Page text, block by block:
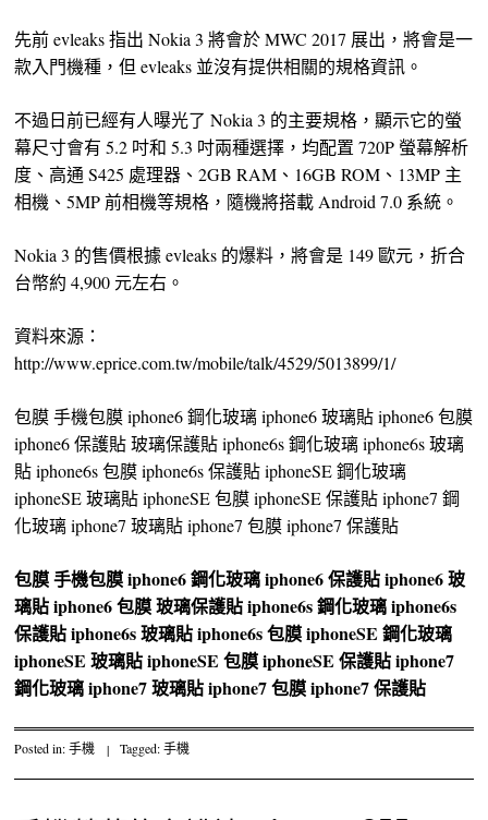
先前 evleaks 指出 Nokia 3 將會於 MWC 2017 展出，將會是一
款入門機種，但 evleaks 並沒有提供相關的規格資訊。
不過日前已經有人曝光了 Nokia 3 的主要規格，顯示它的螢
幕尺寸會有 5.2 吋和 5.3 吋兩種選擇，均配置 720P 螢幕解析
度、高通 S425 處理器、2GB RAM、16GB ROM、13MP 主
相機、5MP 前相機等規格，隨機將搭載 Android 7.0 系統。
Nokia 3 的售價根據 evleaks 的爆料，將會是 149 歐元，折合
台幣約 4,900 元左右。
資料來源：
http://www.eprice.com.tw/mobile/talk/4529/5013899/1/
包膜 手機包膜 iphone6 鋼化玻璃 iphone6 玻璃貼 iphone6 包膜
iphone6 保護貼 玻璃保護貼 iphone6s 鋼化玻璃 iphone6s 玻璃
貼 iphone6s 包膜 iphone6s 保護貼 iphoneSE 鋼化玻璃
iphoneSE 玻璃貼 iphoneSE 包膜 iphoneSE 保護貼 iphone7 鋼
化玻璃 iphone7 玻璃貼 iphone7 包膜 iphone7 保護貼
包膜手機包膜iphone6 鋼化玻璃iphone6 保護貼iphone6 玻
璃貼iphone6 包膜玻璃保護貼iphone6s 鋼化玻璃iphone6s
保護貼iphone6s 玻璃貼iphone6s 包膜iphoneSE 鋼化玻璃
iphoneSE 玻璃貼iphoneSE 包膜iphoneSE 保護貼iphone7
鋼化玻璃iphone7 玻璃貼iphone7 包膜iphone7 保護貼
Posted in:手機 | Tagged:手機